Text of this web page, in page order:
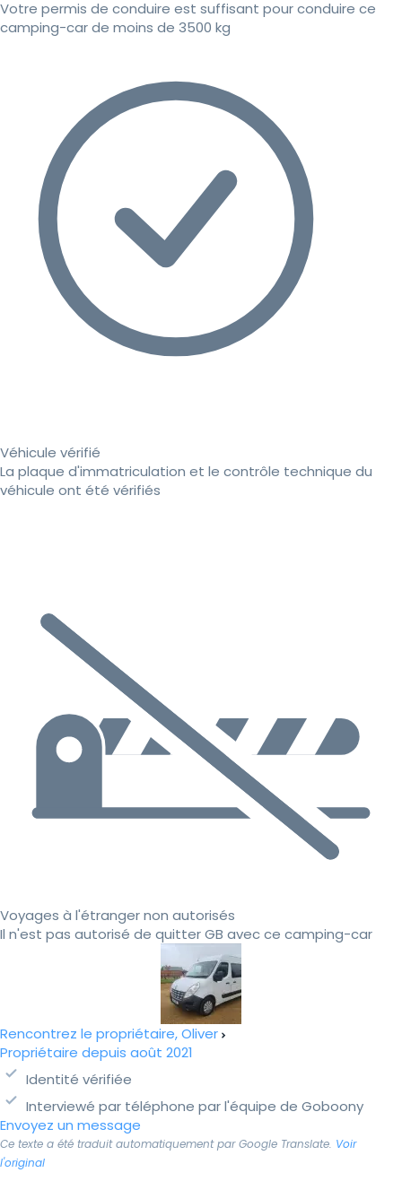
Votre permis de conduire est suffisant pour conduire ce
camping-car de moins de 3500 kg
Véhicule vérifié
La plaque d'immatriculation et le contrôle technique du
véhicule ont été vérifiés
Voyages à l'étranger non autorisés
Il n'est pas autorisé de quitter GB avec ce camping-car
Rencontrez le propriétaire, Oliver
Propriétaire depuis août 2021
Identité vérifiée
Interviewé par téléphone par l'équipe de Goboony
Envoyez un message
Ce texte a été traduit automatiquement par Google Translate. Voir
l'original